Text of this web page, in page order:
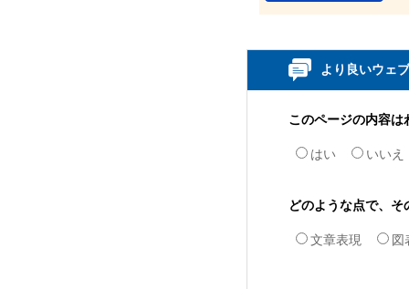
より良いウェ
このページの内容は
はい いいえ
どのような点で、
文章表現 図